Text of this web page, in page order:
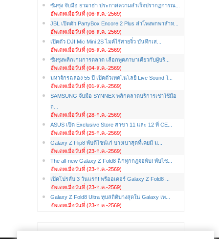
ซัมซุง จับมือ ยามาฮ่า ประกาศความสำเร็จปรากฏการณ...
อัพเดทเมื่อวันที่ (06-ส.ค.-2569)
JBL เปิดตัว PartyBox Encore 2 Plus ลำโพงพกพาสำห...
อัพเดทเมื่อวันที่ (06-ส.ค.-2569)
เปิดตัว DJI Mic Mini 2S ไมค์ไร้สายจิ๋ว บันทึกเส...
อัพเดทเมื่อวันที่ (05-ส.ค.-2569)
ซัมซุงพลิกเกมการตลาด เลือกพูดภาษาเดียวกับผู้บริ...
อัพเดทเมื่อวันที่ (04-ส.ค.-2569)
มหาจักรฉลอง 55 ปี เปิดตัวเทคโนโลยี Live Sound ใ...
อัพเดทเมื่อวันที่ (01-ส.ค.-2569)
SAMSUNG จับมือ SYNNEX พลิกตลาดบริการเช่าใช้มือ
ถ...
อัพเดทเมื่อวันที่ (28-ก.ค.-2569)
ASUS เปิด Exclusive Store สาขา 11 และ 12 ที่ CE...
อัพเดทเมื่อวันที่ (25-ก.ค.-2569)
Galaxy Z Flip8 พับดีไซน์เก๋ บางเบาสุดที่เคยมี ม...
อัพเดทเมื่อวันที่ (23-ก.ค.-2569)
The all-new Galaxy Z Fold8 ฉีกทุกกฎจอพับ! พับไซ...
อัพเดทเมื่อวันที่ (23-ก.ค.-2569)
เปิดโปรลับ 3 วันแรก! พรีออเดอร์ Galaxy Z Fold8 ...
อัพเดทเมื่อวันที่ (23-ก.ค.-2569)
Galaxy Z Fold8 Ultra ทุบสถิติบางสุดใน Galaxy เพ...
อัพเดทเมื่อวันที่ (23-ก.ค.-2569)